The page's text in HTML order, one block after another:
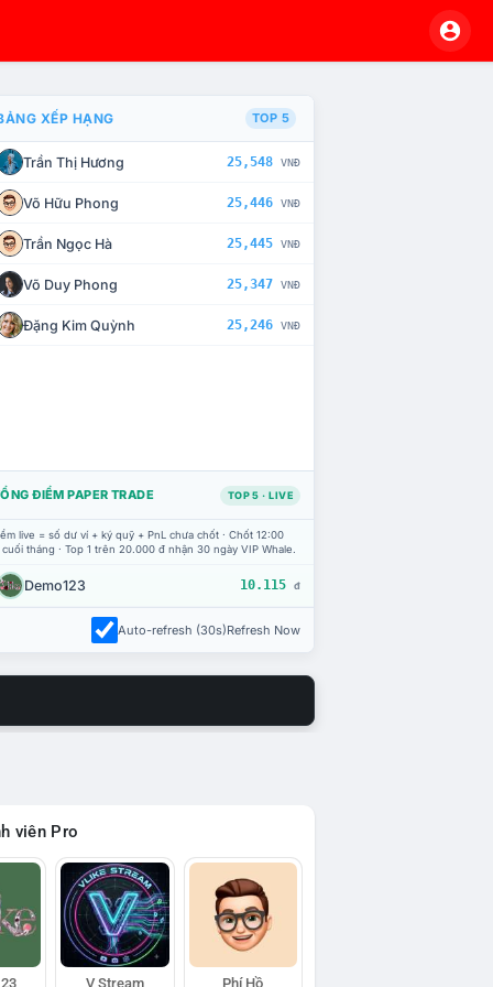
CHẾ TÀI XỬ LÝ VI PHẠM
XẾP HẠNG TOP 5
Trần Thị Hương 25,548 VNĐ
Võ Hữu Phong 25,446 VNĐ
Trần Ngọc Hà 25,445 VNĐ
Võ Duy Phong 25,347 VNĐ
Đặng Kim Quỳnh 25,246 VNĐ
ĐIỂM PAPER TRADE TOP 5 · LIVE
live = số dư ví + ký quỹ + PnL chưa chốt · Chốt 12:00
tháng · Top 1 trên 20.000 đ nhận 30 ngày VIP Whale.
Demo123 10.115 đ
Auto-refresh (30s)Refresh Now
viên Pro
V Stream Phí Hồ